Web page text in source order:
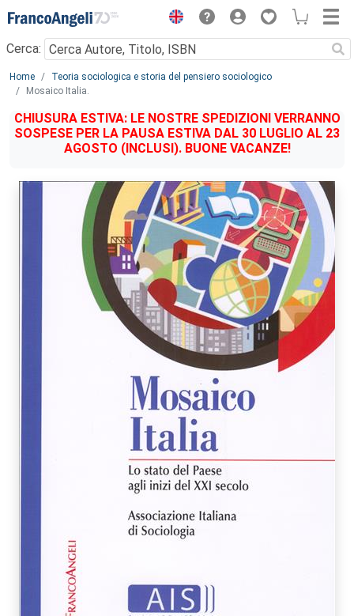
Menu
Cerca:
Main content
Home
Teoria sociologica e storia del pensiero sociologico
Mosaico Italia.
CHIUSURA ESTIVA: LE NOSTRE SPEDIZIONI VERRANNO
SOSPESE PER LA PAUSA ESTIVA DAL 30 LUGLIO AL 23
AGOSTO (INCLUSI). BUONE VACANZE!